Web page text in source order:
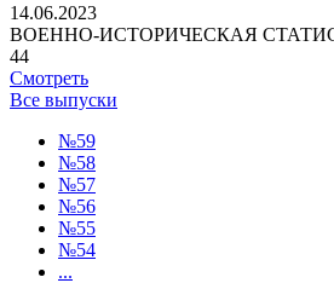
14.06.2023
ВОЕННО-ИСТОРИЧЕСКАЯ
44
Смотреть
Все выпуски
№59
№58
№57
№56
№55
№54
...